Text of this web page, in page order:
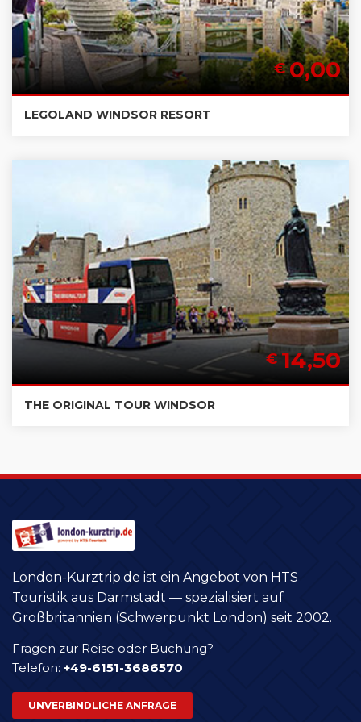
€0,00
LEGOLAND WINDSOR RESORT
€ 14,50
THE ORIGINAL TOUR WINDSOR
London-Kurztrip.de ist ein Angebot von HTS
Touristik aus Darmstadt — spezialisiert auf
Großbritannien (Schwerpunkt London) seit 2002.
Fragen zur Reise oder Buchung?
Telefon: +49-6151-3686570
UNVERBINDLICHE ANFRAGE